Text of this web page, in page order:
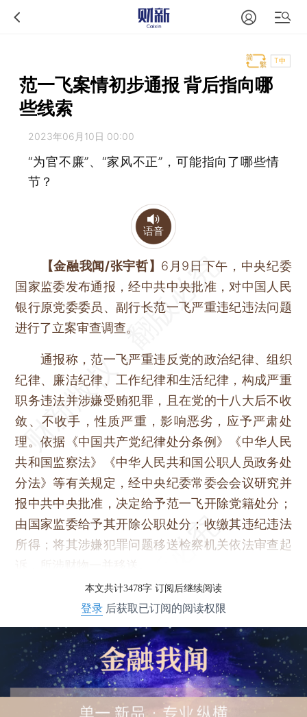
T中
范一飞案情初步通报 背后指向哪
些线索
2023年06月10日 00:00
“为官不廉”、“家风不正”，可能指向了哪些情
节？
语音
【金融我闻/张宇哲】 6月9日下午，中央纪委
国家监委发布通报，经中共中央批准，对中国人民
银行原党委委员、副行长范一飞严重违纪违法问题
进行了立案审查调查。
通报称，范一飞严重违反党的政治纪律、组织
纪律、廉洁纪律、工作纪律和生活纪律，构成严重
职务违法并涉嫌受贿犯罪，且在党的十八大后不收
敛、不收手，性质严重，影响恶劣，应予严肃处
理。依据《中国共产党纪律处分条例》《中华人民
共和国监察法》《中华人民共和国公职人员政务处
分法》等有关规定，经中央纪委常委会会议研究并
报中共中央批准，决定给予范一飞开除党籍处分；
由国家监委给予其开除公职处分；收缴其违纪违法
所得；将其涉嫌犯罪问题移送检察机关依法审查起
诉，所涉财物一并移送。
本文共计3478字 订阅后继续阅读
登录 后获取已订阅的阅读权限